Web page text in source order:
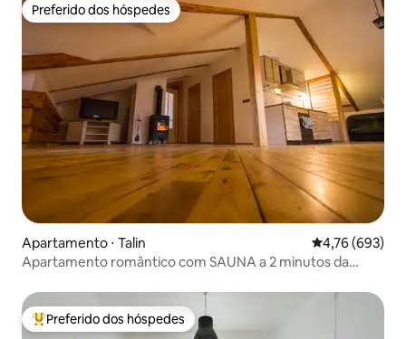
Preferido dos hóspedes
Preferido dos hóspedes
Apartamento ⋅ Talin 4,76 de uma
4,76 (693)
Apartamento romântico com SAUNA a 2 minutos da
Entre os melhores preferidos dos hóspedes
Preferido dos hóspedes